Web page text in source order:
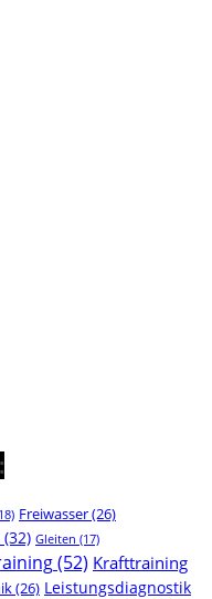
Freiwasser(26)
(32) Gleiten (17)
(52) Krafttraining
(26) Leistungsdiagnostik